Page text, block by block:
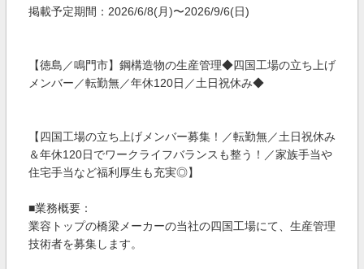
掲載予定期間：2026/6/8(月)〜2026/9/6(日)
【徳島／鳴門市】鋼構造物の生産管理◆四国工場の立ち上げ
メンバー／転勤無／年休120日／土日祝休み◆
【四国工場の立ち上げメンバー募集！／転勤無／土日祝休み
＆年休120日でワークライフバランスも整う！／家族手当や
住宅手当など福利厚生も充実◎】
■業務概要：
業容トップの橋梁メーカーの当社の四国工場にて、生産管理
技術者を募集します。